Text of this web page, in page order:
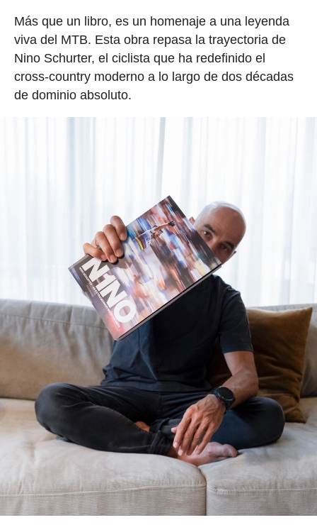
Más que un libro, es un homenaje a una leyenda
viva del MTB. Esta obra repasa la trayectoria de
Nino Schurter, el ciclista que ha redefinido el
cross-country moderno a lo largo de dos décadas
de dominio absoluto.